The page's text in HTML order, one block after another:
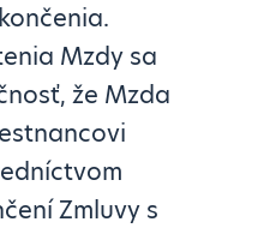
Mzdy sa
že Mzda
Zmluvy s